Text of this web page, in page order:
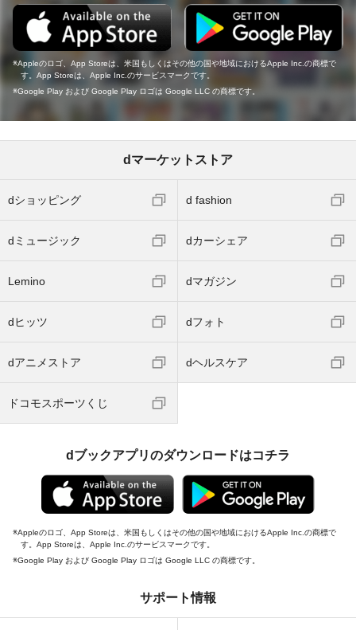
Appleのロゴ、App Storeは、米国もしくはその他の国や地域におけるApple Inc.の商標で
す。App Storeは、Apple Inc.のサービスマークです。
Google Play および Google Play ロゴは Google LLC の商標です。
dマーケットストア
dショッピング d fashion
dミュージック dカーシェア
Lemino dマガジン
dヒッツ dフォト
dアニメストア dヘルスケア
ドコモスポーツくじ
dブックアプリのダウンロードはコチラ
Appleのロゴ、App Storeは、米国もしくはその他の国や地域におけるApple Inc.の商標で
す。App Storeは、Apple Inc.のサービスマークです。
Google Play および Google Play ロゴは Google LLC の商標です。
サポート情報